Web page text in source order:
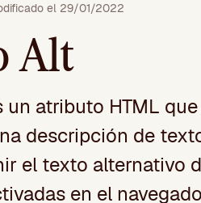
el 29/01/2022
Alt
un atributo HTML
descripción de
el texto alternativo
en el